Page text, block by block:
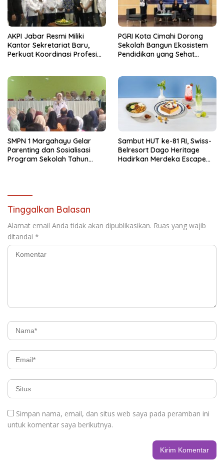
AKPI Jabar Resmi Miliki
Kantor Sekretariat Baru,
Perkuat Koordinasi Profesi
PGRI Kota Cimahi Dorong
Sekolah Bangun Ekosistem
Pendidikan yang Sehat
SMPN 1 Margahayu Gelar
Parenting dan Sosialisasi
Program Sekolah Tahun
Sambut HUT ke-81 RI, Swiss-
Belresort Dago Heritage
Hadirkan Merdeka Escape
Tinggalkan Balasan
Alamat email Anda tidak akan dipublikasikan. Ruas yang wajib
ditandai *
Simpan nama, email, dan situs web saya pada peramban ini
untuk komentar saya berikutnya.